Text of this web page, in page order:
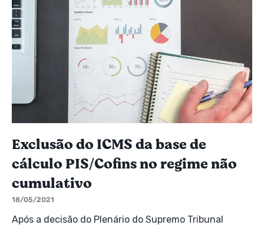
Exclusão do ICMS da base de
cálculo PIS/Cofins no regime não
cumulativo
18/05/2021
Após a decisão do Plenário do Supremo Tribunal